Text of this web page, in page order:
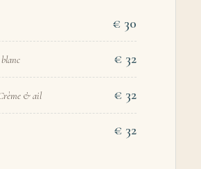
€ 30
€ 32
& ail € 32
€ 32